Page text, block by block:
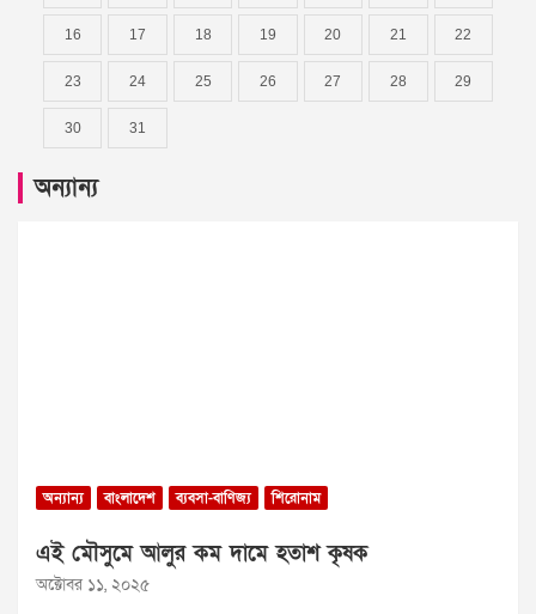
16 17 18 19 20 21 22
23 24 25 26 27 28 29
30 31
অন্যান্য
অন্যান্য বাংলাদেশ ব্যবসা-বাণিজ্য শিরোনাম
এই মৌসুমে আলুর কম দামে হতাশ কৃষক
অক্টোবর ১১, ২০২৫